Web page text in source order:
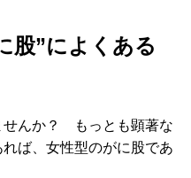
股”によくある
せんか？ もっとも顕著な
ば、女性型のがに股であ